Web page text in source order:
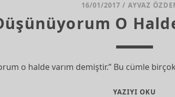
16/01/2017 / AYVAZ
O
o halde varım demiştir.” Bu cümle
YAZIYI OKU